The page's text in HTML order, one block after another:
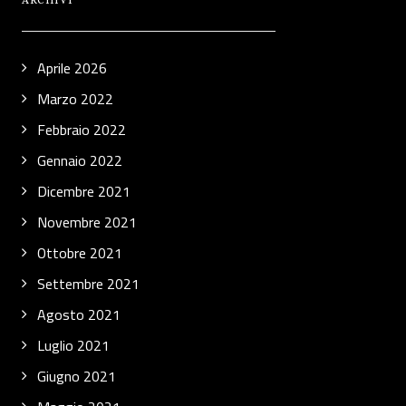
Aprile 2026
Marzo 2022
Febbraio 2022
Gennaio 2022
Dicembre 2021
Novembre 2021
Ottobre 2021
Settembre 2021
Agosto 2021
Luglio 2021
Giugno 2021